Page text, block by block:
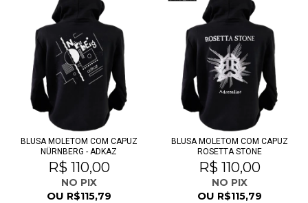
BLUSA MOLETOM COM CAPUZ
NÜRNBERG - ADKAZ
R$ 110,00
NO PIX
OU R$115,79
BLUSA MOLETOM COM CAPUZ
ROSETTA STONE
R$ 110,00
NO PIX
OU R$115,79